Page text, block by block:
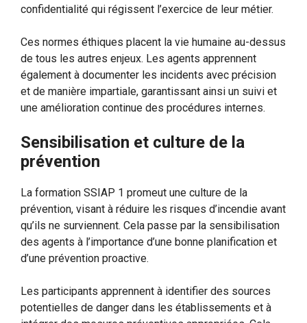
confidentialité qui régissent l’exercice de leur métier.
Ces normes éthiques placent la vie humaine au-dessus
de tous les autres enjeux. Les agents apprennent
également à documenter les incidents avec précision
et de manière impartiale, garantissant ainsi un suivi et
une amélioration continue des procédures internes.
Sensibilisation et culture de la
prévention
La formation SSIAP 1 promeut une culture de la
prévention, visant à réduire les risques d’incendie avant
qu’ils ne surviennent. Cela passe par la sensibilisation
des agents à l’importance d’une bonne planification et
d’une prévention proactive.
Les participants apprennent à identifier des sources
potentielles de danger dans les établissements et à